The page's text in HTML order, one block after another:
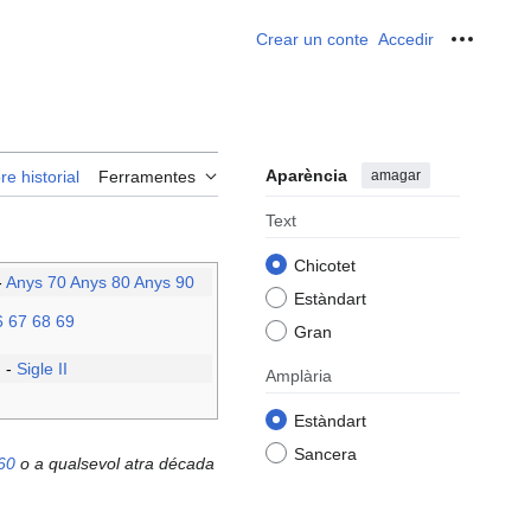
Crear un conte Accedir
historial Ferramentes Aparència amagar
Text
Chicotet
Estàndart
Gran
Amplària
Estàndart
Sancera
Anys 70Anys 80Anys 90
67 68 69
- Sigle II
o a qualsevol atra década